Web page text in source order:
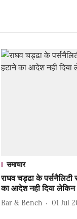
समाचार
राघव चड्ढा के
का आदेश नही दिया लेकिन
Bar & Bench 01 Jul